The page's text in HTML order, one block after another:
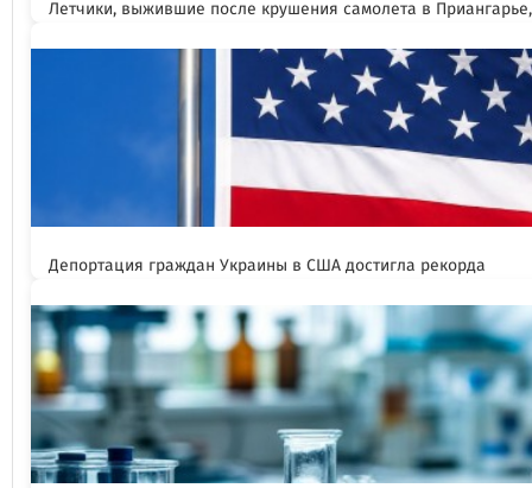
Летчики, выжившие после крушения самолета в
Депортация граждан Украины в США достигла рекорда